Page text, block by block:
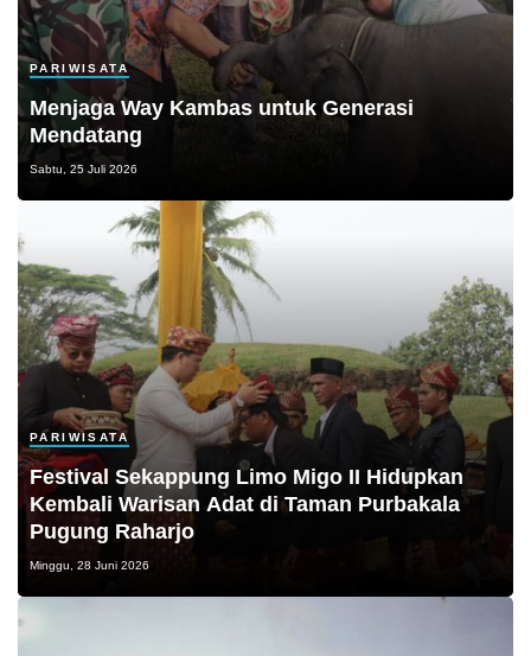
PARIWISATA
Menjaga Way Kambas untuk Generasi
Mendatang
Sabtu, 25 Juli 2026
PARIWISATA
Festival Sekappung Limo Migo II Hidupkan
Kembali Warisan Adat di Taman Purbakala
Pugung Raharjo
Minggu, 28 Juni 2026